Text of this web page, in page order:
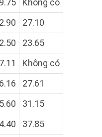
27.10
23.65
Không có
27.61
31.15
37.85